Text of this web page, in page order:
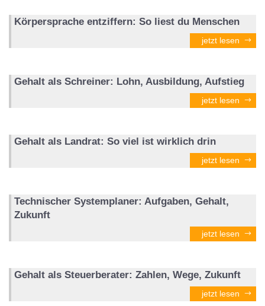
Körpersprache entziffern: So liest du Menschen
jetzt lesen
Gehalt als Schreiner: Lohn, Ausbildung, Aufstieg
jetzt lesen
Gehalt als Landrat: So viel ist wirklich drin
jetzt lesen
Technischer Systemplaner: Aufgaben, Gehalt,
Zukunft
jetzt lesen
Gehalt als Steuerberater: Zahlen, Wege, Zukunft
jetzt lesen